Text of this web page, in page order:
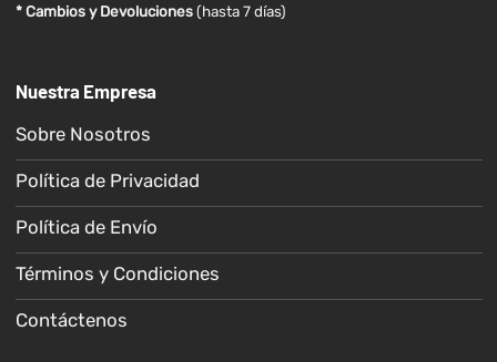
* Cambios y Devoluciones (hasta 7 días)
Nuestra Empresa
Sobre Nosotros
Política de Privacidad
Política de Envío
Términos y Condiciones
Contáctenos